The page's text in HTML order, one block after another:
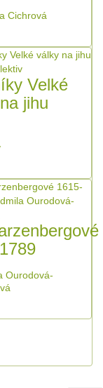
Cichrová
Velké
jihu
Ourodová-